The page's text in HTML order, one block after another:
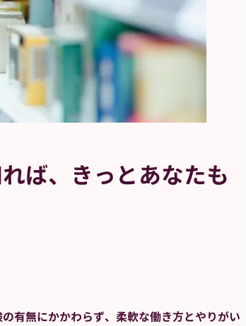
ば、 きっとあなたも
有無にかかわらず、柔軟な働き方とやりがい